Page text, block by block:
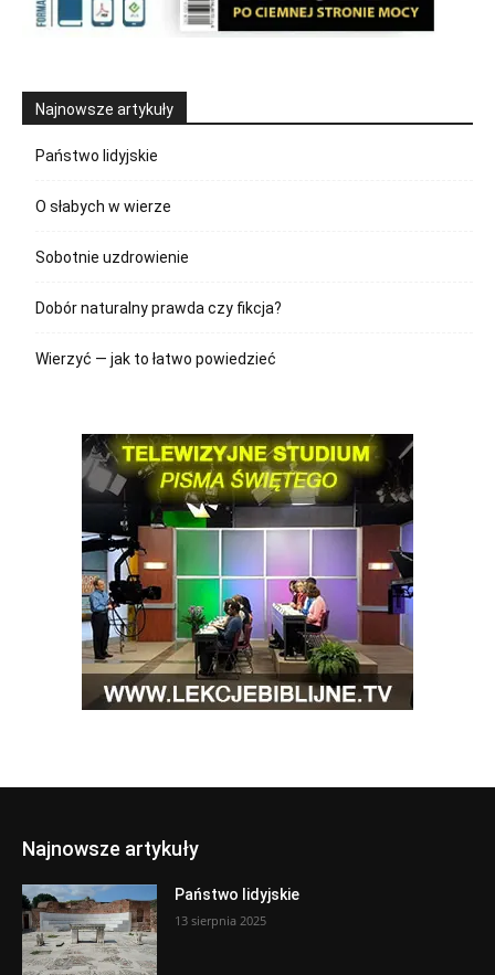
Najnowsze artykuły
Państwo lidyjskie
O słabych w wierze
Sobotnie uzdrowienie
Dobór naturalny prawda czy fikcja?
Wierzyć — jak to łatwo powiedzieć
Najnowsze artykuły
Państwo lidyjskie
13 sierpnia 2025